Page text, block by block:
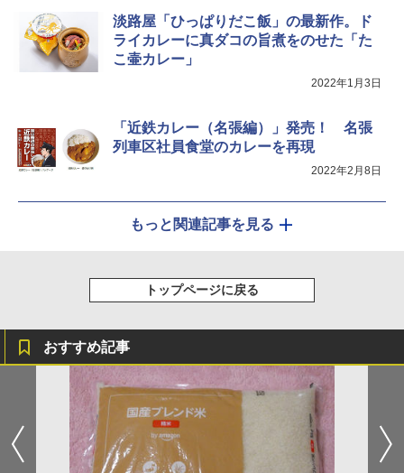
淡路屋「ひっぱりだこ飯」の最新作。ド
ライカレーに真ダコの旨煮をのせた「た
こ壷カレー」
2022年1月3日
「近鉄カレー（名張編）」発売！ 名張
列車区社員食堂のカレーを再現
2022年2月8日
もっと関連記事を見る
トップページに戻る
おすすめ記事